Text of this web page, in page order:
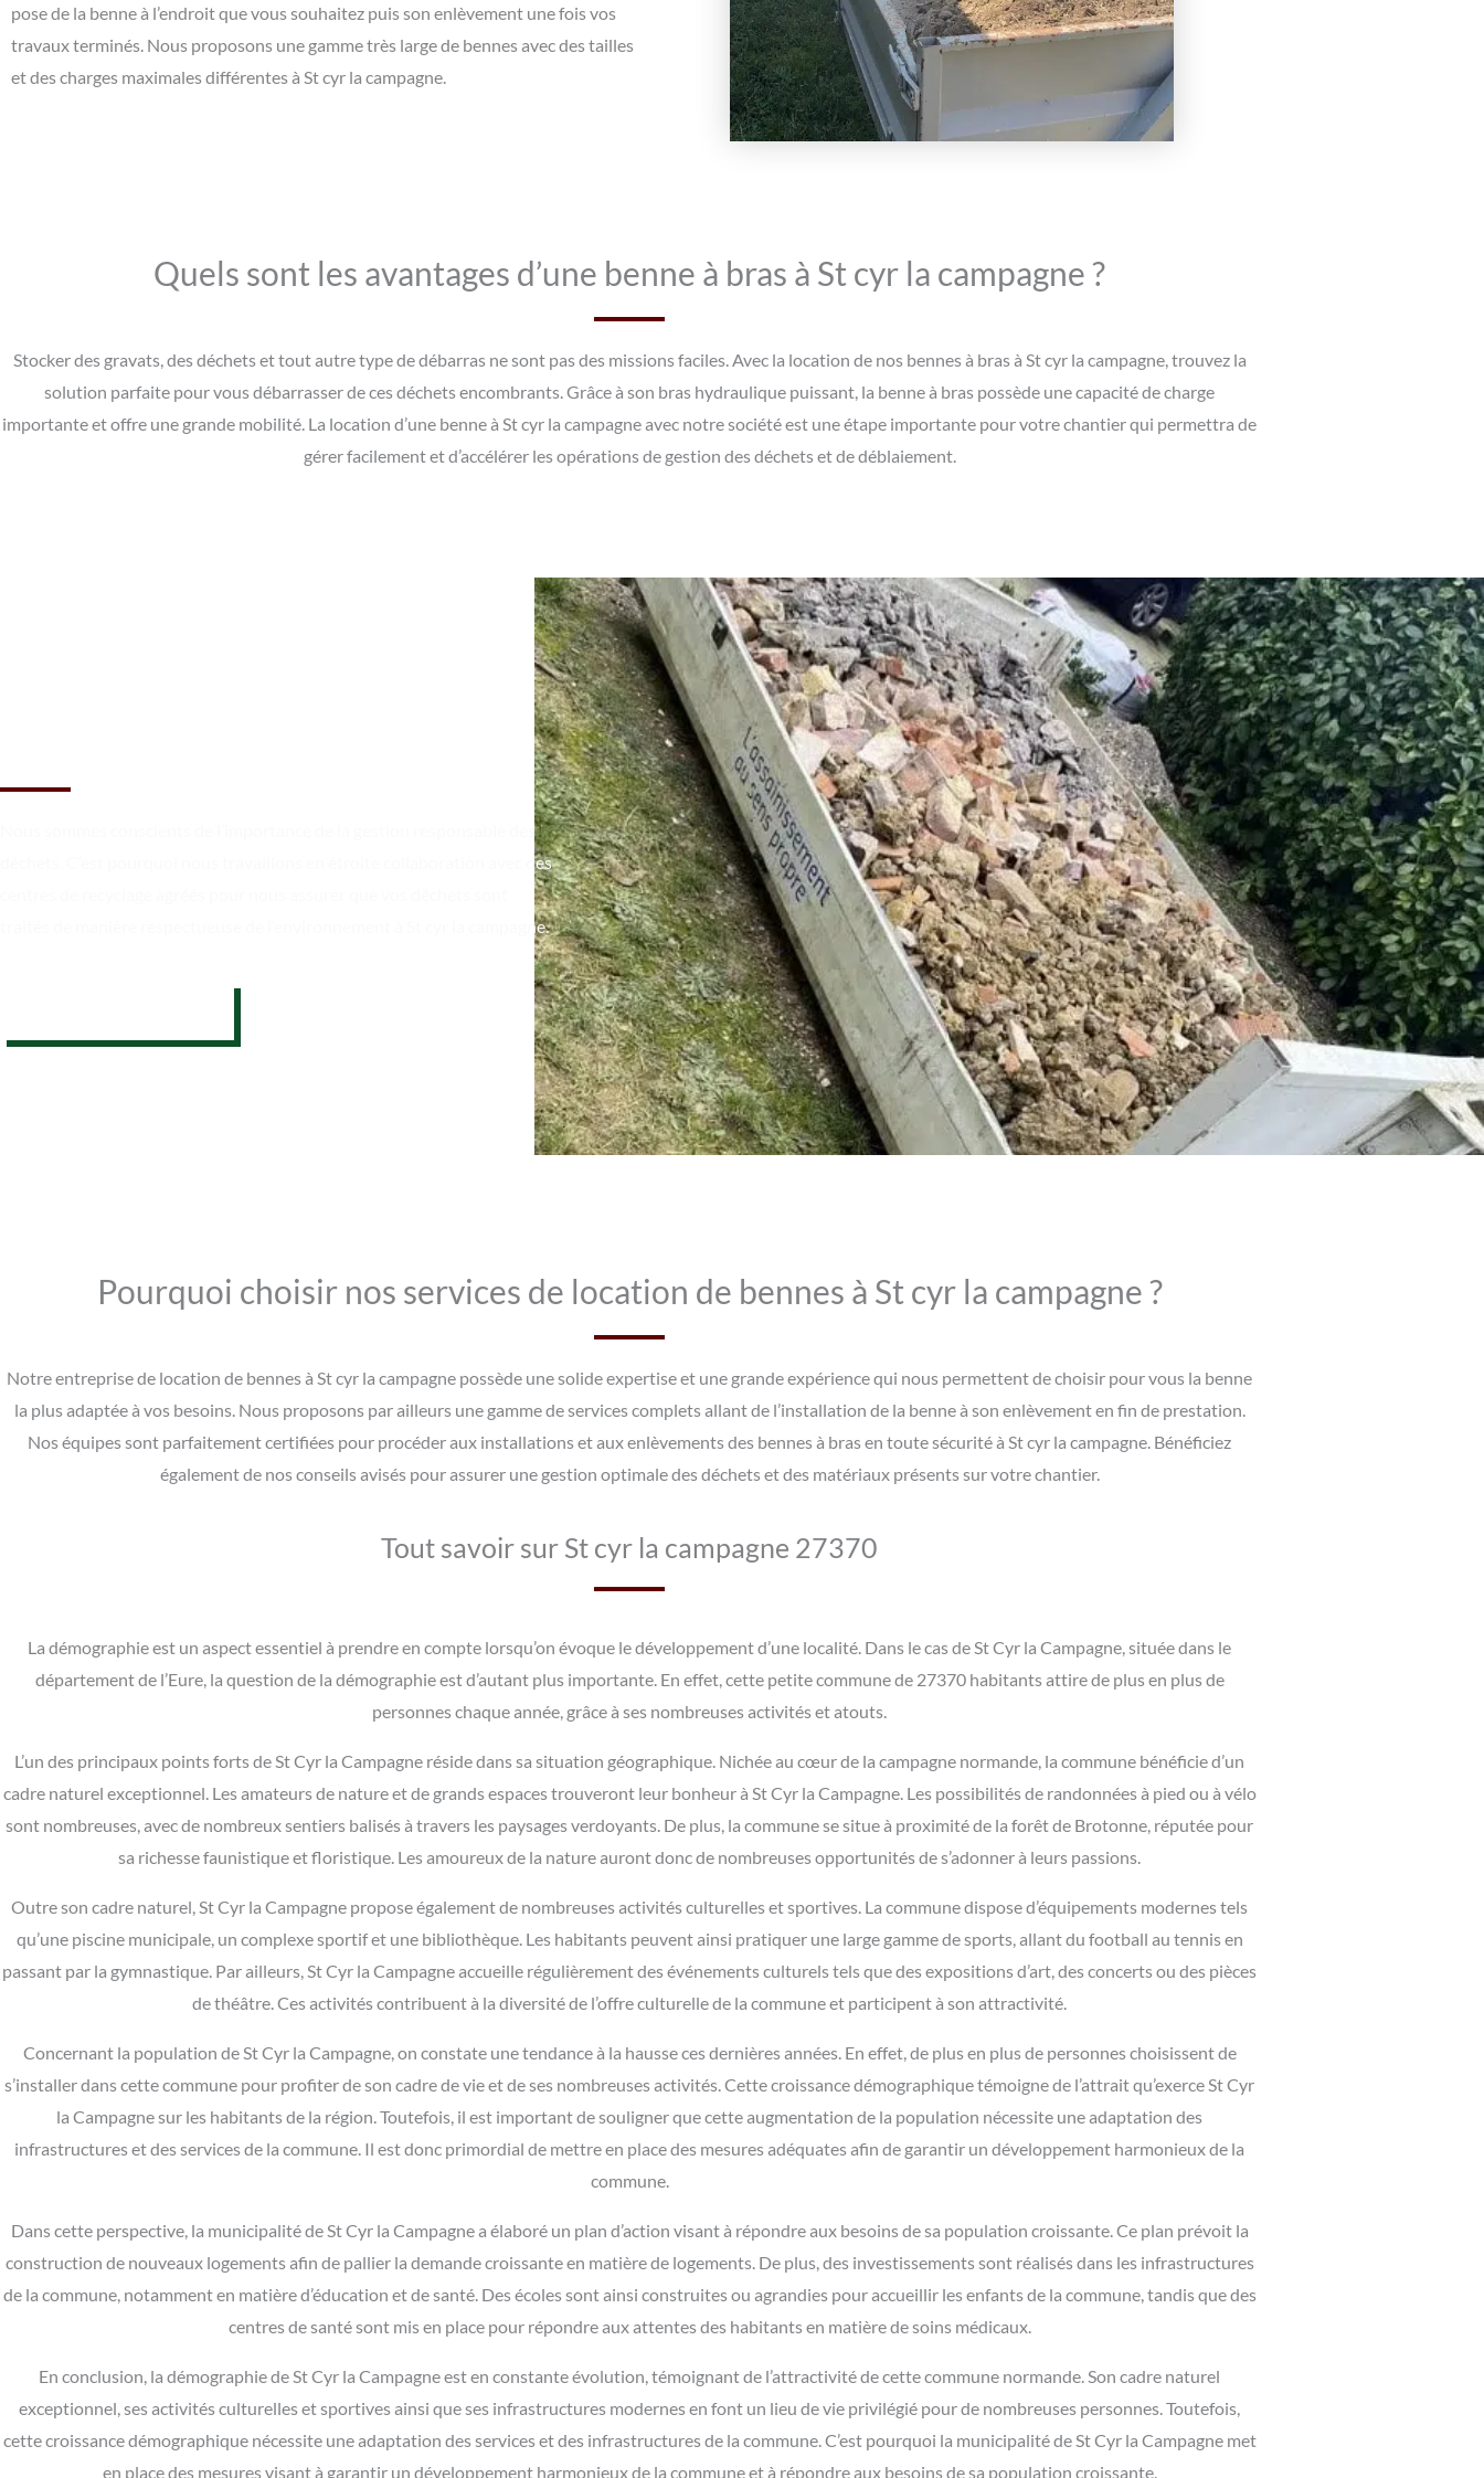
pose de la benne à l’endroit que vous souhaitez puis son enlèvement une fois vos
travaux terminés. Nous proposons une gamme très large de bennes avec des tailles
et des charges maximales différentes à St cyr la campagne.
Quels sont les avantages d’une benne à bras à St cyr la campagne ?
Stocker des gravats, des déchets et tout autre type de débarras ne sont pas des missions faciles. Avec la location de nos bennes à bras à St cyr la campagne, trouvez la
solution parfaite pour vous débarrasser de ces déchets encombrants. Grâce à son bras hydraulique puissant, la benne à bras possède une capacité de charge
importante et offre une grande mobilité. La location d’une benne à St cyr la campagne avec notre société est une étape importante pour votre chantier qui permettra de
gérer facilement et d’accélérer les opérations de gestion des déchets et de déblaiement.
Nous sommes conscients de l’importance de la gestion responsable des
déchets. C’est pourquoi nous travaillons en étroite collaboration avec des
traités de manière respectueuse de l’environnement à St cyr la campagne.
Pourquoi choisir nos services de location de bennes à St cyr la campagne ?
Notre entreprise de location de bennes à St cyr la campagne possède une solide expertise et une grande expérience qui nous permettent de choisir pour vous la benne
la plus adaptée à vos besoins. Nous proposons par ailleurs une gamme de services complets allant de l’installation de la benne à son enlèvement en fin de prestation.
Nos équipes sont parfaitement certifiées pour procéder aux installations et aux enlèvements des bennes à bras en toute sécurité à St cyr la campagne. Bénéficiez
également de nos conseils avisés pour assurer une gestion optimale des déchets et des matériaux présents sur votre chantier.
Tout savoir sur St cyr la campagne 27370
La démographie est un aspect essentiel à prendre en compte lorsqu’on évoque le développement d’une localité. Dans le cas de St Cyr la Campagne, située dans le
département de l’Eure, la question de la démographie est d’autant plus importante. En effet, cette petite commune de 27370 habitants attire de plus en plus de
personnes chaque année, grâce à ses nombreuses activités et atouts.
L’un des principaux points forts de St Cyr la Campagne réside dans sa situation géographique. Nichée au cœur de la campagne normande, la commune bénéficie d’un
cadre naturel exceptionnel. Les amateurs de nature et de grands espaces trouveront leur bonheur à St Cyr la Campagne. Les possibilités de randonnées à pied ou à vélo
sont nombreuses, avec de nombreux sentiers balisés à travers les paysages verdoyants. De plus, la commune se situe à proximité de la forêt de Brotonne, réputée pour
sa richesse faunistique et floristique. Les amoureux de la nature auront donc de nombreuses opportunités de s’adonner à leurs passions.
Outre son cadre naturel, St Cyr la Campagne propose également de nombreuses activités culturelles et sportives. La commune dispose d’équipements modernes tels
qu’une piscine municipale, un complexe sportif et une bibliothèque. Les habitants peuvent ainsi pratiquer une large gamme de sports, allant du football au tennis en
passant par la gymnastique. Par ailleurs, St Cyr la Campagne accueille régulièrement des événements culturels tels que des expositions d’art, des concerts ou des pièces
de théâtre. Ces activités contribuent à la diversité de l’offre culturelle de la commune et participent à son attractivité.
Concernant la population de St Cyr la Campagne, on constate une tendance à la hausse ces dernières années. En effet, de plus en plus de personnes choisissent de
s’installer dans cette commune pour profiter de son cadre de vie et de ses nombreuses activités. Cette croissance démographique témoigne de l’attrait qu’exerce St Cyr
la Campagne sur les habitants de la région. Toutefois, il est important de souligner que cette augmentation de la population nécessite une adaptation des
infrastructures et des services de la commune. Il est donc primordial de mettre en place des mesures adéquates afin de garantir un développement harmonieux de la
commune.
Dans cette perspective, la municipalité de St Cyr la Campagne a élaboré un plan d’action visant à répondre aux besoins de sa population croissante. Ce plan prévoit la
construction de nouveaux logements afin de pallier la demande croissante en matière de logements. De plus, des investissements sont réalisés dans les infrastructures
de la commune, notamment en matière d’éducation et de santé. Des écoles sont ainsi construites ou agrandies pour accueillir les enfants de la commune, tandis que des
centres de santé sont mis en place pour répondre aux attentes des habitants en matière de soins médicaux.
En conclusion, la démographie de St Cyr la Campagne est en constante évolution, témoignant de l’attractivité de cette commune normande. Son cadre naturel
exceptionnel, ses activités culturelles et sportives ainsi que ses infrastructures modernes en font un lieu de vie privilégié pour de nombreuses personnes. Toutefois,
cette croissance démographique nécessite une adaptation des services et des infrastructures de la commune. C’est pourquoi la municipalité de St Cyr la Campagne met
en place des mesures visant à garantir un développement harmonieux de la commune et à répondre aux besoins de sa population croissante.